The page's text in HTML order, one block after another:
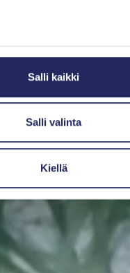
Salli kaikki
Salli valinta
Kiellä